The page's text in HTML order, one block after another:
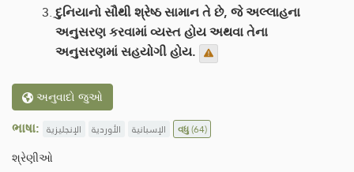
દુનિયાનો સૌથી શ્રેષ્ઠ સામાન તે છે, જે અલ્લાહના
અનુસરણ કરવામાં વ્યસ્ત હોય અથવા તેના
અનુસરણમાં સહયોગી હોય.
અનુવાદો જુઓ
ભાષા: الإنجليزية الأوردية الإسبانية વધુ(64)
શ્રેણીઓ